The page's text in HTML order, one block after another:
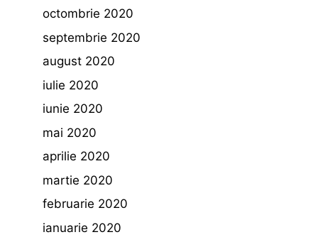
octombrie 2020
septembrie 2020
august 2020
iulie 2020
iunie 2020
mai 2020
aprilie 2020
martie 2020
februarie 2020
ianuarie 2020